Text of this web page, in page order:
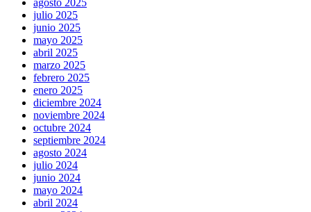
julio 2025
junio 2025
mayo 2025
abril 2025
marzo 2025
febrero 2025
enero 2025
diciembre 2024
noviembre 2024
octubre 2024
septiembre 2024
agosto 2024
julio 2024
junio 2024
mayo 2024
abril 2024